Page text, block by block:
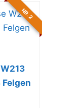
NR. 2
Felgen